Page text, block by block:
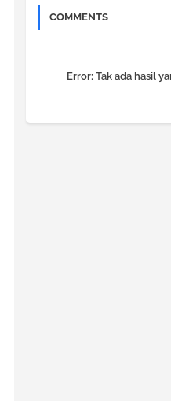
COMMENTS
Error: Tak ada hasil